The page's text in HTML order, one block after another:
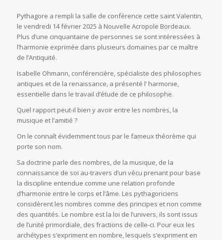
Pythagore a rempli la salle de conférence cette saint Valentin,
le vendredi 14 février 2025 à Nouvelle Acropole Bordeaux.
Plus d’une cinquantaine de personnes se sont intéressées à
l’harmonie exprimée dans plusieurs domaines par ce maître
de l’Antiquité.
Isabelle Ohmann, conférencière, spécialiste des philosophes
antiques et de la renaissance, a présenté l’ harmonie,
essentielle dans le travail d’étude de ce philosophe.
Quel rapport peut-il bien y avoir entre les nombres, la
musique et l’amitié ?
On le connaît évidemment tous par le fameux théorème qui
porte son nom.
Sa doctrine parle des nombres, de la musique, de la
connaissance de soi au-travers d’un vécu prenant pour base
la discipline entendue comme une relation profonde
d’harmonie entre le corps et l’âme. Les pythagoriciens
considèrent les nombres comme des principes et non comme
des quantités. Le nombre est la loi de l’univers, ils sont issus
de l’unité primordiale, des fractions de celle-ci. Pour eux les
archétypes s’expriment en nombre, lesquels s’expriment en